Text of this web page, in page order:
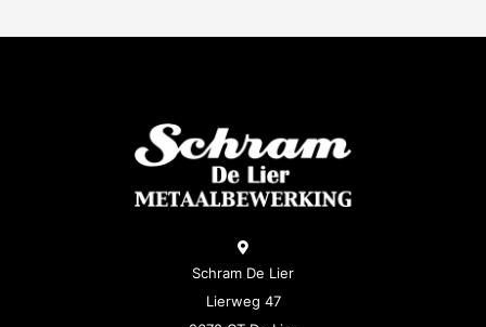
Schram De Lier
Lierweg 47